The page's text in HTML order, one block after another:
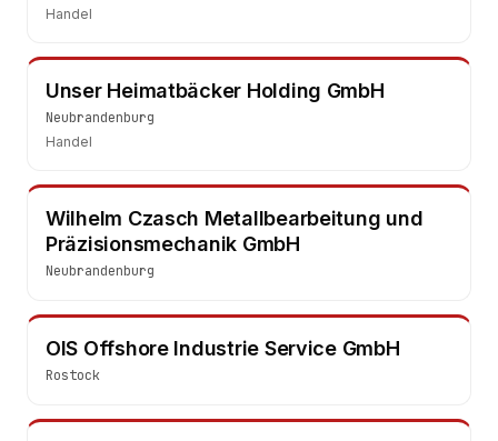
Handel
Unser Heimatbäcker Holding GmbH
Neubrandenburg
Handel
Wilhelm Czasch Metallbearbeitung und
Präzisionsmechanik GmbH
Neubrandenburg
OIS Offshore Industrie Service GmbH
Rostock